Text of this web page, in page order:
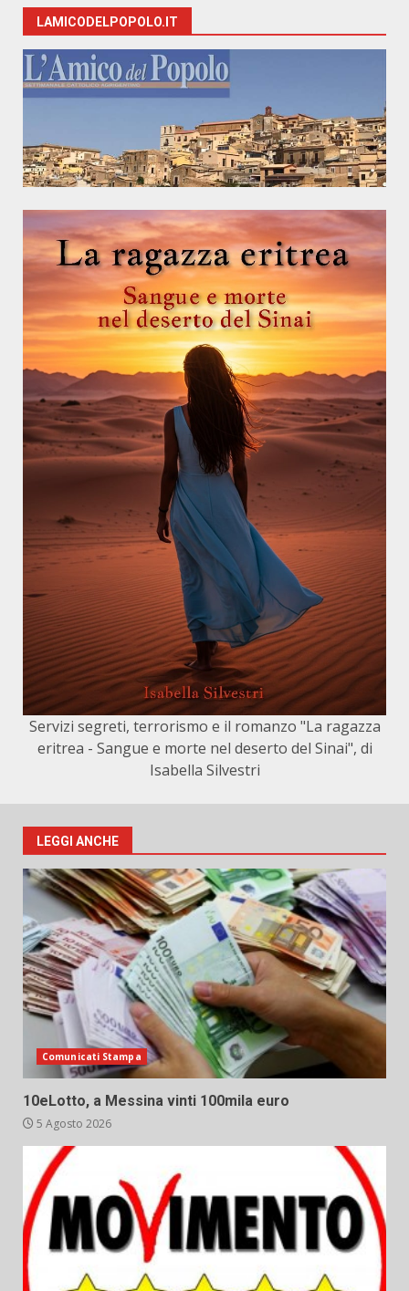
LAMICODELPOPOLO.IT
Servizi segreti, terrorismo e il romanzo "La ragazza
eritrea - Sangue e morte nel deserto del Sinai", di
Isabella Silvestri
LEGGI ANCHE
Comunicati Stampa
10eLotto, a Messina vinti 100mila euro
5 Agosto 2026